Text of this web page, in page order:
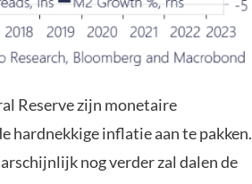
Reserve zijn monetaire
hardnekkige inflatie aan te pakken.
nog verder zal dalen de